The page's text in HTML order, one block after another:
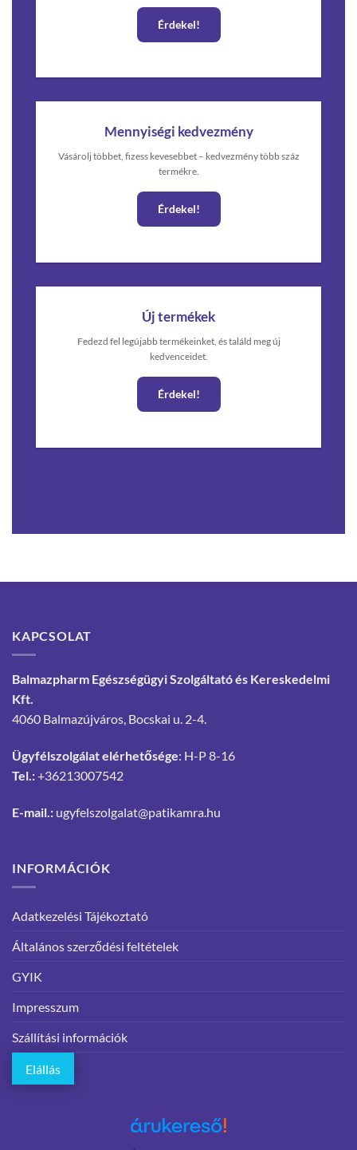
Érdekel!
Mennyiségi kedvezmény
Vásárolj többet, fizess kevesebbet – kedvezmény több száz
termékre.
Érdekel!
Új termékek
Fedezd fel legújabb termékeinket, és találd meg új
kedvenceidet.
Érdekel!
KAPCSOLAT
Balmazpharm Egészségügyi Szolgáltató és Kereskedelmi
Kft.
4060 Balmazújváros, Bocskai u. 2-4.
Ügyfélszolgálat elérhetősége: H-P 8-16
Tel.:+36213007542
E-mail.: ugyfelszolgalat@patikamra.hu
INFORMÁCIÓK
Adatkezelési Tájékoztató
Általános szerződési feltételek
GYIK
Impresszum
Szállítási információk
Elállás